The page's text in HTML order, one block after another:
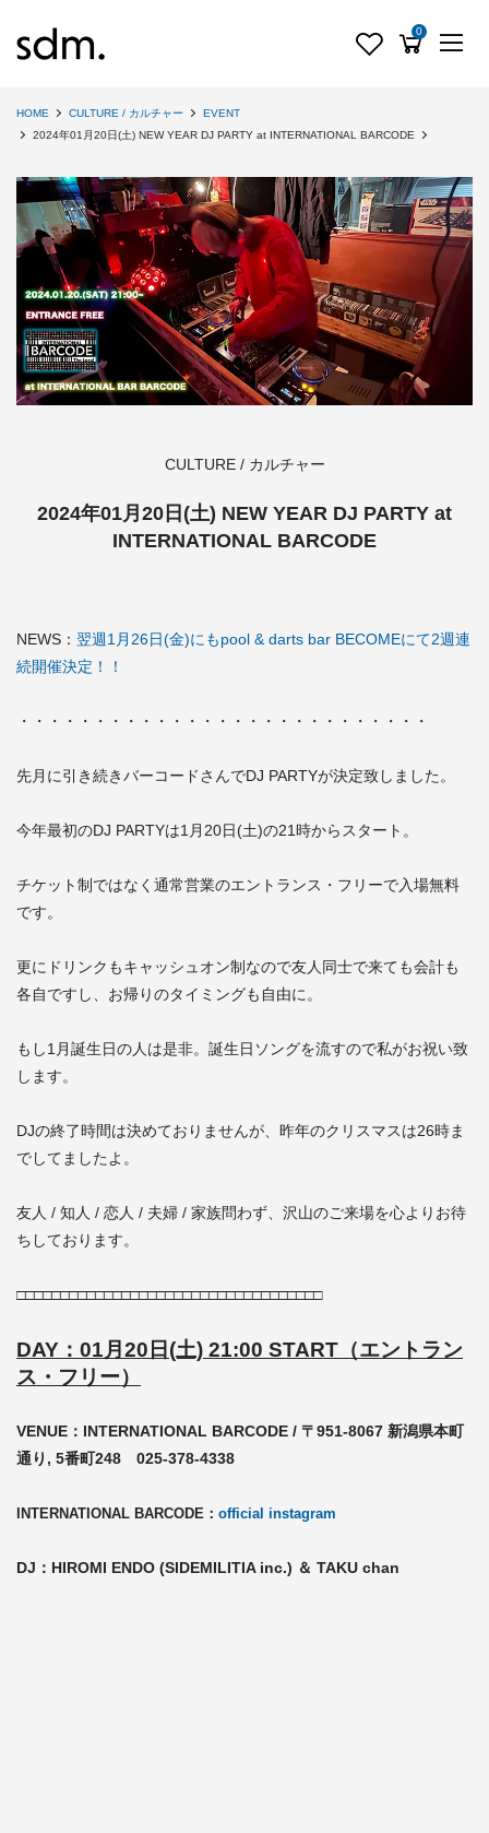
0
HOME CULTURE / カルチャー
EVENT
2024年01月20日(土) NEW YEAR DJ PARTY at INTERNATIONAL BARCODE
CULTURE / カルチャー
2024年01月20日(土) NEW YEAR DJ PARTY at
INTERNATIONAL BARCODE
NEWS： 翌週1月26日(金)にもpool & darts bar BECOMEにて2週連
続開催決定！！
・・・・・・・・・・・・・・・・・・・・・・・・・・・
先月に引き続きバーコードさんでDJ PARTYが決定致しました。
今年最初のDJ PARTYは1月20日(土)の21時からスタート。
チケット制ではなく通常営業のエントランス・フリーで入場無料
です。
更にドリンクもキャッシュオン制なので友人同士で来ても会計も
各自ですし、お帰りのタイミングも自由に。
もし1月誕生日の人は是非。誕生日ソングを流すので私がお祝い致
します。
DJの終了時間は決めておりませんが、昨年のクリスマスは26時ま
でしてましたよ。
友人 / 知人 / 恋人 / 夫婦 / 家族問わず、沢山のご来場を心よりお待
ちしております。
□□□□□□□□□□□□□□□□□□□□□□□□□□□□□□□□□□□
DAY：01月20日(土) 21:00 START（エントラン
ス・フリー）
VENUE：INTERNATIONAL BARCODE / 〒951-8067 新潟県本町
通り, 5番町248 025-378-4338
INTERNATIONAL BARCODE： official instagram
DJ：HIROMI ENDO (SIDEMILITIA inc.) ＆ TAKU chan